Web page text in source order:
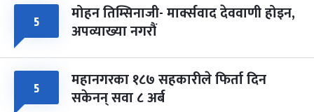
५ मोहन तिम्सिनाजी- मार्क्सवाद देववाणी होइन,
अपव्याख्या नगरौं
५ महानगरका १८७ सहकारीले फिर्ता दिन
सकेनन् सवा ८ अर्ब